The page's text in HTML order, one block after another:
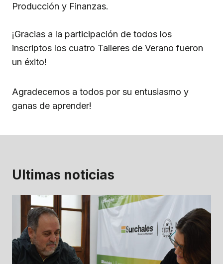
Producción y Finanzas.
¡Gracias a la participación de todos los
inscriptos los cuatro Talleres de Verano fueron
un éxito!
Agradecemos a todos por su entusiasmo y
ganas de aprender!
Ultimas noticias